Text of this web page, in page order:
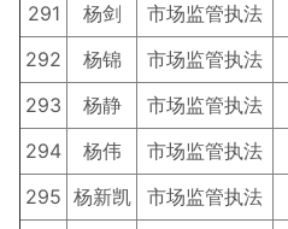
291
杨剑 市场监管执法
292
杨锦 市场监管执法
293
杨静 市场监管执法
294
杨伟 市场监管执法
295 杨新凯 市场监管执法